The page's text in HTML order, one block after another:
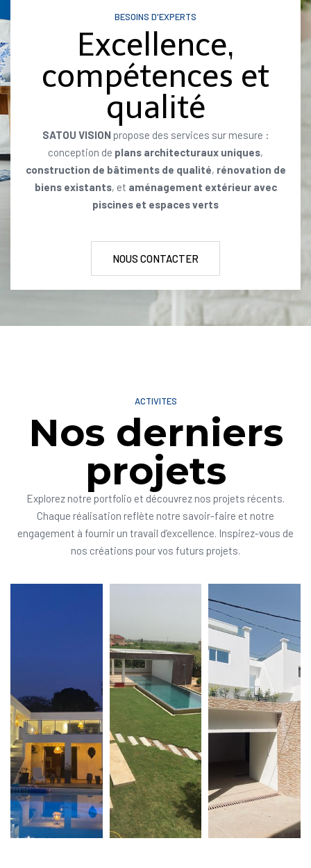
BESOINS D'EXPERTS
Excellence,
compétences et
qualité
SATOU VISION propose des services sur mesure :
conception de plans architecturaux uniques,
construction de bâtiments de qualité, rénovation de
biens existants, et aménagement extérieur avec
piscines et espaces verts
NOUS CONTACTER
ACTIVITES
Nos derniers
projets
Explorez notre portfolio et découvrez nos projets récents.
Chaque réalisation reflète notre savoir-faire et notre
engagement à fournir un travail d’excellence. Inspirez-vous de
nos créations pour vos futurs projets.